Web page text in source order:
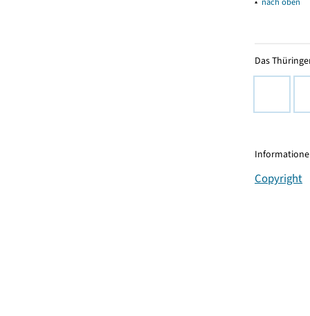
Das
Copyright